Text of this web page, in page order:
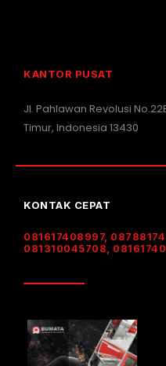
KANTOR PUSAT
Jl. Pahlawan Revolusi
Timur, Indonesia 13430
KONTAK CEPAT
081617408997,
081310045708,